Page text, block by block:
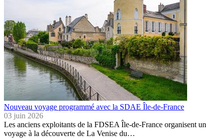
Nouveau voyage programmé avec la SDAE Île-de-France
03 juin 2026
Les anciens exploitants de la FDSEA Île-de-France organisent un
voyage à la découverte de La Venise du…